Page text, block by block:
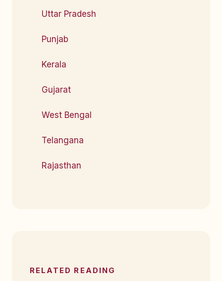
Uttar Pradesh
Punjab
Kerala
Gujarat
West Bengal
Telangana
Rajasthan
RELATED READING